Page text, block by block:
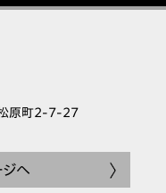
原町2-7-27
へ